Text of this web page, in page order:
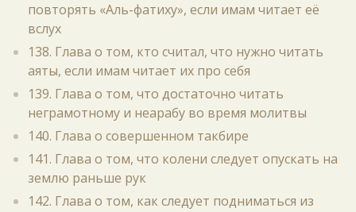
повторять «Аль-фатиху», если имам читает её
вслух
138. Глава о том, кто считал, что нужно читать
аяты, если имам читает их про себя
139. Глава о том, что достаточно читать
неграмотному и неарабу во время молитвы
140. Глава о совершенном такбире
141. Глава о том, что колени следует опускать на
землю раньше рук
142. Глава о том, как следует подниматься из